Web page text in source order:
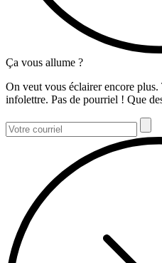
Ça vous allume ?
On veut vous éclairer encore
infolettre. Pas de pourriel ! Que